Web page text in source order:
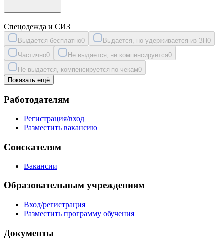
Спецодежда и СИЗ
Выдается бесплатно0 Выдается, но удерживается из ЗП0
Частично0 Не выдается, не компенсируется0
Не выдается, компенсируется по чекам0
Показать ещё
Работодателям
Регистрация/вход
Разместить вакансию
Соискателям
Вакансии
Образовательным учреждениям
Вход/регистрация
Разместить программу обучения
Документы